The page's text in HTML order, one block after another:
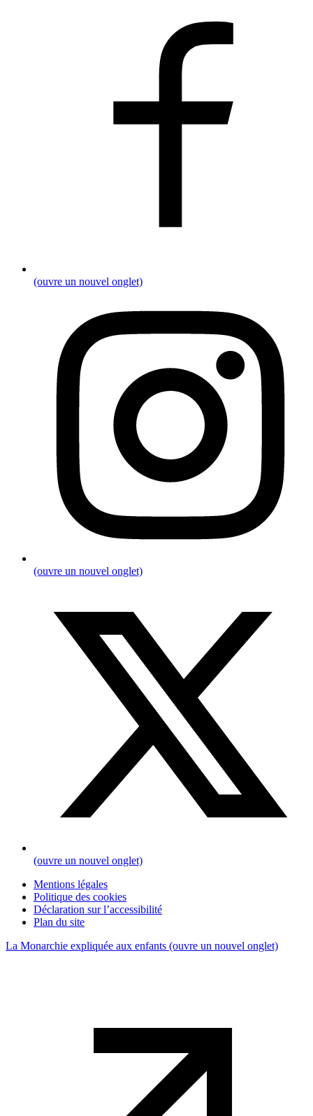
(ouvre un nouvel onglet)
(ouvre un nouvel onglet)
(ouvre un nouvel onglet)
Mentions légales
Politique des cookies
Déclaration sur l’accessibilité
Plan du site
La Monarchie expliquée aux enfants (ouvre un nouvel onglet)